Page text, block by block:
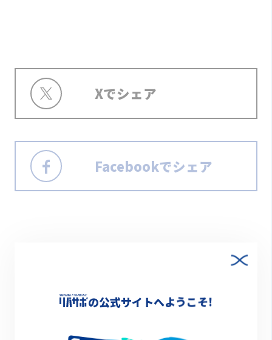
Xでシェア
Facebookでシェア
の公式サイトへようこそ!